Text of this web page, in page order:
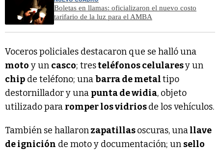
Boletas en llamas: oficializaron el nuevo costo
tarifario de la luz para el AMBA
Voceros policiales destacaron que se halló una
moto y un casco; tresteléfonos celularesy un
chip de teléfono; unabarra de metaltipo
destornillador y una punta de widia, objeto
utilizado para romper los vidriosde los vehículos.
También se hallaronzapatillasoscuras, unallave
de ignición de moto y documentación; un sello